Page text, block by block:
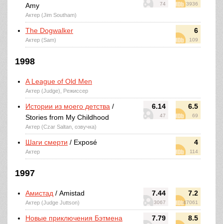
74 3936
Amy
Актер (Jim Southam)
6
109
The Dogwalker
Актер (Sam)
1998
A League of Old Men
Актер (Judge), Режиссер
6.14
47
6.5
69
Истории из моего детства /
Stories from My Childhood
Актер (Czar Saltan, озвучка)
4
114
Шаги смерти / Exposé
Актер
1997
7.44
3067
7.2
47061
Амистад / Amistad
Актер (Judge Juttson)
7.79 8.5
Новые приключения Бэтмена